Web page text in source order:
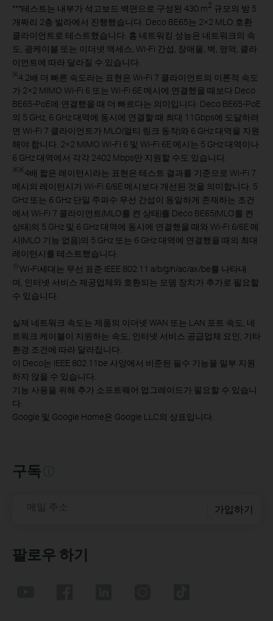
***테스트는 내부가 석고보드 벽면으로 구성된 430 m2 규모의 방 5
개짜리 2층 빌라에서 진행했습니다. Deco BE65는 2×2 MLO 호환
클라이언트로 테스트했습니다. 홈 네트워킹 성능은 네트워크의 속
도, 광케이블 또는 이더넷 액세스, Wi-Fi 간섭, 장애물, 벽, 영역, 클라
이언트에 따라 달라질 수 있습니다.
※4.2배 더 빠른 속도라는 표현은 Wi-Fi 7 클라이언트의 이론적 속도
가 2×2 MIMO Wi-Fi 6 또는 Wi-Fi 6E 메시에 연결했을 때보다 Deco
BE65-PoE에 연결했을 때 더 빠르다는 의미입니다. Deco BE65-PoE
의 5 GHz, 6 GHz 대역에 동시에 연결할 때 최대 11Gbps에 도달하려
면 Wi-Fi 7 클라이언트가 MLO(멀티 링크 동작)와 6 GHz 대역을 지원
해야 합니다. 2×2 MIMO Wi-Fi 6 및 Wi-Fi 6E 메시는 5 GHz 대역이나
6 GHz 대역에서 각각 2402 Mbps만 지원할 수도 있습니다.
※※4배 짧은 레이턴시라는 표현은 테스트 결과를 기준으로 Wi-Fi 7
메시의 레이턴시가 Wi-Fi 6/6E 메시보다 개선된 것을 의미합니다. 5
GHz 또는 6 GHz 단일 주파수 무선 간섭이 동일하게 존재하는 조건
에서 Wi-Fi 7 클라이언트(MLO를 켠 상태)를 Deco BE65(MLO를 켠
상태)의 5 GHz 및 6 GHz 대역에 동시에 연결했을 때와 Wi-Fi 6/6E 메
시(MLO 기능 없음)의 5 GHz 또는 6 GHz 대역에 연결했을 때의 최대
레이턴시를 테스트했습니다.
☆Wi-Fi세대는 무선 표준 IEEE 802.11 a/b/g/n/ac/ax/be를 나타내
며, 인터넷 서비스 제공업체와 호환되는 모뎀 장치가 추가로 필요할
수 있습니다.
실제 네트워크 속도는 제품의 이더넷 WAN 또는 LAN 포트 속도, 네
트워크 케이블이 지원하는 속도, 인터넷 서비스 공급업체 요인, 기타
환경 조건에 따라 달라집니다.
이 Deco는 IEEE 802.11be 사양에서 비준된 필수 기능을 일부 지원
하지 않을 수 있습니다.
기능 사용을 위해 추가 소프트웨어 업그레이드가 필요할 수 있습니
다.
Google 및 Google Home은 Google LLC의 상표입니다.
구독
메일 주소 가입하기
팔로우 하기